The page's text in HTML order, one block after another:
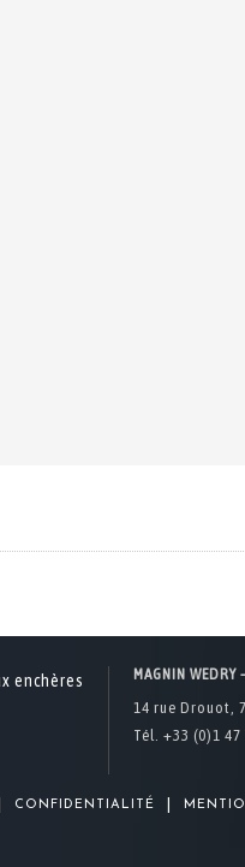
MAGNIN WEDRY
14 rue Drouot,
Tél. +33 (0)1 47
CONFIDENTIALITÉ